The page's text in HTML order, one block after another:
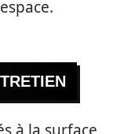
à la surface